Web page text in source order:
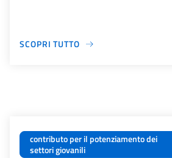
SCOPRI TUTTO
contributo per il potenziamento dei
settori giovanili